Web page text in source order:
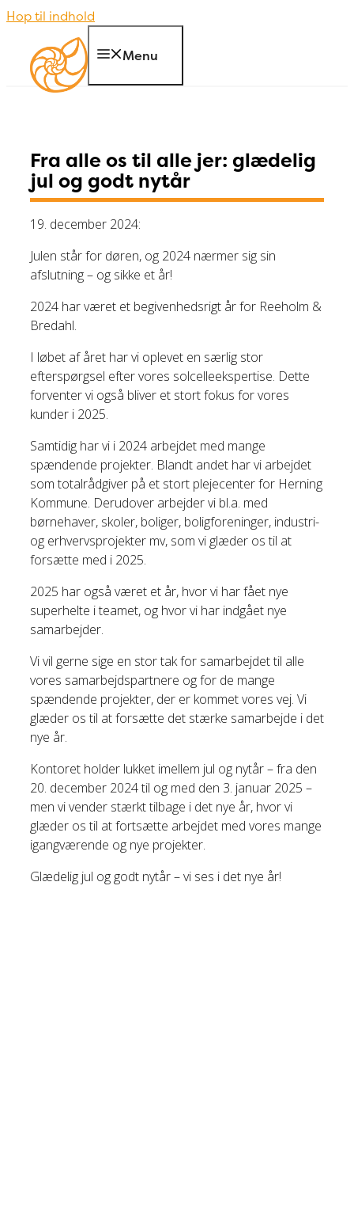
Hop til indhold
Menu
Fra alle os til alle jer: glædelig
jul og godt nytår
19. december 2024:
Julen står for døren, og 2024 nærmer sig sin
afslutning – og sikke et år!
2024 har været et begivenhedsrigt år for Reeholm &
Bredahl.
I løbet af året har vi oplevet en særlig stor
efterspørgsel efter vores solcelleekspertise. Dette
forventer vi også bliver et stort fokus for vores
kunder i 2025.
Samtidig har vi i 2024 arbejdet med mange
spændende projekter. Blandt andet har vi arbejdet
som totalrådgiver på et stort plejecenter for Herning
Kommune. Derudover arbejder vi bl.a. med
børnehaver, skoler, boliger, boligforeninger, industri-
og erhvervsprojekter mv, som vi glæder os til at
forsætte med i 2025.
2025 har også været et år, hvor vi har fået nye
superhelte i teamet, og hvor vi har indgået nye
samarbejder.
Vi vil gerne sige en stor tak for samarbejdet til alle
vores samarbejdspartnere og for de mange
spændende projekter, der er kommet vores vej. Vi
glæder os til at forsætte det stærke samarbejde i det
nye år.
Kontoret holder lukket imellem jul og nytår – fra den
20. december 2024 til og med den 3. januar 2025 –
men vi vender stærkt tilbage i det nye år, hvor vi
glæder os til at fortsætte arbejdet med vores mange
igangværende og nye projekter.
Glædelig jul og godt nytår – vi ses i det nye år!